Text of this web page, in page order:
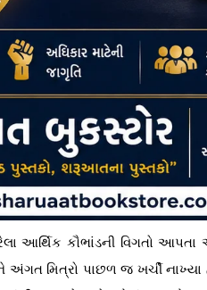
આર્થિક કૌભાંડની વિગતો
અંગત મિત્રો પાછળ જ ખર્ચી